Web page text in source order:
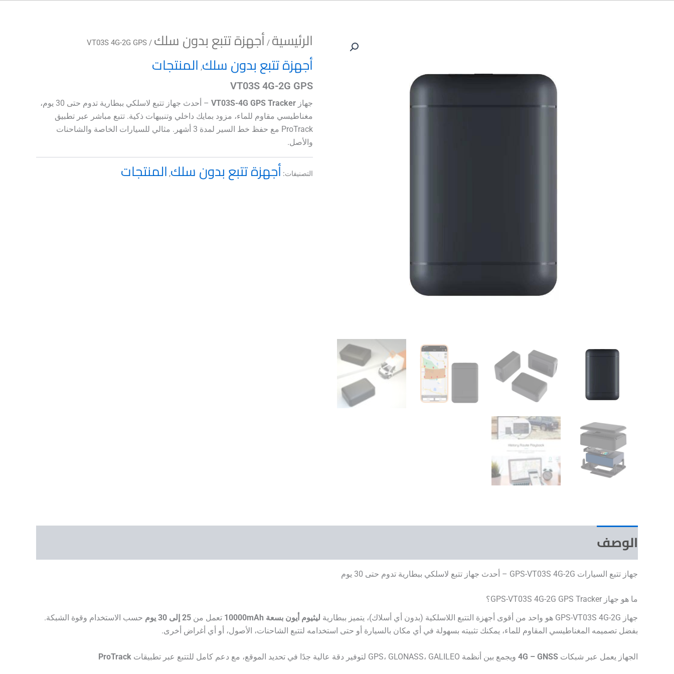
الرئيسية / أجهزة تتبع بدون سلك / VT03S 4G-2G GPS
أجهزة تتبع بدون سلك, المنتجات
VT03S 4G-2G GPS
جهاز VT03S-4G GPS Tracker
– أحدث جهاز تتبع لاسلكي ببطارية تدوم حتى 30 يوم،
مغناطيسي مقاوم للماء، مزود بمايك داخلي وتنبيهات ذكية. تتبع مباشر عبر تطبيق
ProTrack مع حفظ خط السير لمدة 3 أشهر. مثالي للسيارات الخاصة والشاحنات
والأصل.
التصنيفات: أجهزة تتبع بدون سلك, المنتجات
الوصف
جهاز تتبع السيارات GPS-VT03S 4G-2G – أحدث جهاز تتبع لاسلكي ببطارية تدوم حتى 30 يوم
ما هو جهاز GPS-VT03S 4G-2G GPS Tracker؟
جهاز GPS-VT03S 4G-2G هو واحد من أقوى أجهزة التتبع اللاسلكية (بدون أي أسلاك)، يتميز ببطارية
ليثيوم أيون بسعة 10000mAh تعمل من 25 إلى 30 يوم
حسب الاستخدام وقوة الشبكة.
بفضل تصميمه المغناطيسي المقاوم للماء، يمكنك تثبيته بسهولة في أي مكان بالسيارة أو حتى استخدامه لتتبع الشاحنات، الأصول، أو أي أغراض أخرى.
الجهاز يعمل عبر شبكات 4G – GNSS ويجمع بين أنظمة GPS، GLONASS، GALILEO لتوفير دقة عالية جدًا في تحديد الموقع، مع دعم كامل للتتبع عبر تطبيقات ProTrack